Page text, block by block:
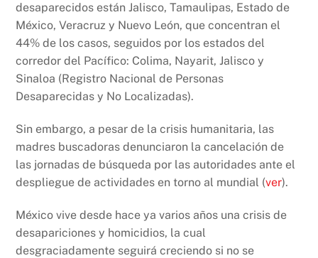
desaparecidos están Jalisco, Tamaulipas, Estado de
México, Veracruz y Nuevo León, que concentran el
44% de los casos, seguidos por los estados del
corredor del Pacífico: Colima, Nayarit, Jalisco y
Sinaloa (Registro Nacional de Personas
Desaparecidas y No Localizadas).
Sin embargo, a pesar de la crisis humanitaria, las
madres buscadoras denunciaron la cancelación de
las jornadas de búsqueda por las autoridades ante el
despliegue de actividades en torno al mundial (ver).
México vive desde hace ya varios años una crisis de
desapariciones y homicidios, la cual
desgraciadamente seguirá creciendo si no se